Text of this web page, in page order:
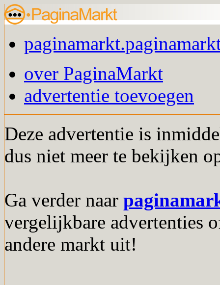
over PaginaMarkt
advertentie toevoegen
Deze advertentie is
dus niet meer te bekijken
Ga verder naar
vergelijkbare advertenties
andere markt uit!